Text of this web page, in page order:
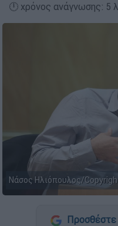
🕛 χρόνος ανάγνωσης: 5
Νάσος Ηλιόπουλος/